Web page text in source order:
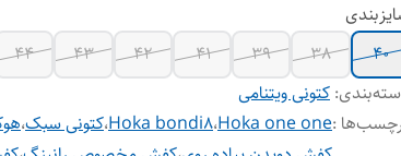
۴۰
38
39
41
42
43
44
: کتونی ویتنامی
:
Hoka one one،Hoka bondi8،کتونی سبک،